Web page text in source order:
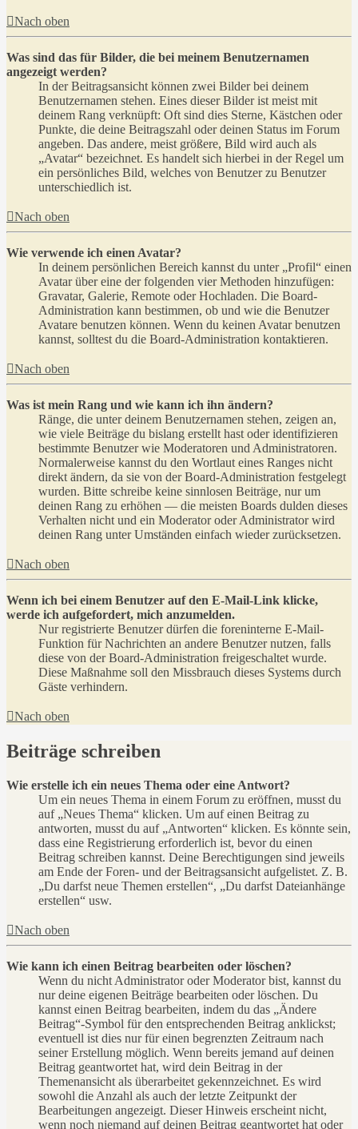
Nach oben
Was sind das für Bilder, die bei meinem Benutzernamen
angezeigt werden?
In der Beitragsansicht können zwei Bilder bei deinem
Benutzernamen stehen. Eines dieser Bilder ist meist mit
deinem Rang verknüpft: Oft sind dies Sterne, Kästchen oder
Punkte, die deine Beitragszahl oder deinen Status im Forum
angeben. Das andere, meist größere, Bild wird auch als
„Avatar“ bezeichnet. Es handelt sich hierbei in der Regel um
ein persönliches Bild, welches von Benutzer zu Benutzer
unterschiedlich ist.
Nach oben
Wie verwende ich einen Avatar?
In deinem persönlichen Bereich kannst du unter „Profil“ einen
Avatar über eine der folgenden vier Methoden hinzufügen:
Gravatar, Galerie, Remote oder Hochladen. Die Board-
Administration kann bestimmen, ob und wie die Benutzer
Avatare benutzen können. Wenn du keinen Avatar benutzen
kannst, solltest du die Board-Administration kontaktieren.
Nach oben
Was ist mein Rang und wie kann ich ihn ändern?
Ränge, die unter deinem Benutzernamen stehen, zeigen an,
wie viele Beiträge du bislang erstellt hast oder identifizieren
bestimmte Benutzer wie Moderatoren und Administratoren.
Normalerweise kannst du den Wortlaut eines Ranges nicht
direkt ändern, da sie von der Board-Administration festgelegt
wurden. Bitte schreibe keine sinnlosen Beiträge, nur um
deinen Rang zu erhöhen — die meisten Boards dulden dieses
Verhalten nicht und ein Moderator oder Administrator wird
deinen Rang unter Umständen einfach wieder zurücksetzen.
Nach oben
Wenn ich bei einem Benutzer auf den E-Mail-Link klicke,
werde ich aufgefordert, mich anzumelden.
Nur registrierte Benutzer dürfen die foreninterne E-Mail-
Funktion für Nachrichten an andere Benutzer nutzen, falls
diese von der Board-Administration freigeschaltet wurde.
Diese Maßnahme soll den Missbrauch dieses Systems durch
Gäste verhindern.
Nach oben
Beiträge schreiben
Wie erstelle ich ein neues Thema oder eine Antwort?
Um ein neues Thema in einem Forum zu eröffnen, musst du
auf „Neues Thema“ klicken. Um auf einen Beitrag zu
antworten, musst du auf „Antworten“ klicken. Es könnte sein,
dass eine Registrierung erforderlich ist, bevor du einen
Beitrag schreiben kannst. Deine Berechtigungen sind jeweils
am Ende der Foren- und der Beitragsansicht aufgelistet. Z. B.
„Du darfst neue Themen erstellen“, „Du darfst Dateianhänge
erstellen“ usw.
Nach oben
Wie kann ich einen Beitrag bearbeiten oder löschen?
Wenn du nicht Administrator oder Moderator bist, kannst du
nur deine eigenen Beiträge bearbeiten oder löschen. Du
kannst einen Beitrag bearbeiten, indem du das „Ändere
Beitrag“-Symbol für den entsprechenden Beitrag anklickst;
eventuell ist dies nur für einen begrenzten Zeitraum nach
seiner Erstellung möglich. Wenn bereits jemand auf deinen
Beitrag geantwortet hat, wird dein Beitrag in der
Themenansicht als überarbeitet gekennzeichnet. Es wird
sowohl die Anzahl als auch der letzte Zeitpunkt der
Bearbeitungen angezeigt. Dieser Hinweis erscheint nicht,
wenn noch niemand auf deinen Beitrag geantwortet hat oder